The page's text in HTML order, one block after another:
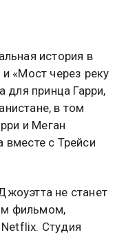
история в
«Мост через реку
для принца Гарри,
в том
и Меган
вместе с Трейси
не станет
фильмом,
Студия